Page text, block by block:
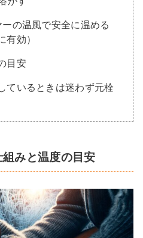
の温風で安全に温める
有効）
目安
ているときは迷わず元栓
みと温度の目安